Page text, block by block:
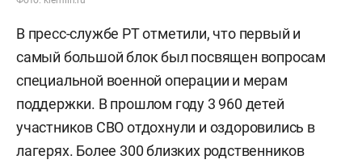
В пресс-службе РТ отметили, что первый и
самый большой блок был посвящен вопросам
специальной военной операции и мерам
поддержки. В прошлом году 3 960 детей
участников СВО отдохнули и оздоровились в
лагерях. Более 300 близких родственников